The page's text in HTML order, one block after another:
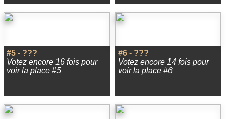
#5 - ???
Votez encore 16 fois pour
voir la place #5
#6 - ???
Votez encore 14 fois pour
voir la place #6